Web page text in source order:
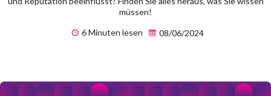
müssen!
6 Minuten lesen
08/06/2024